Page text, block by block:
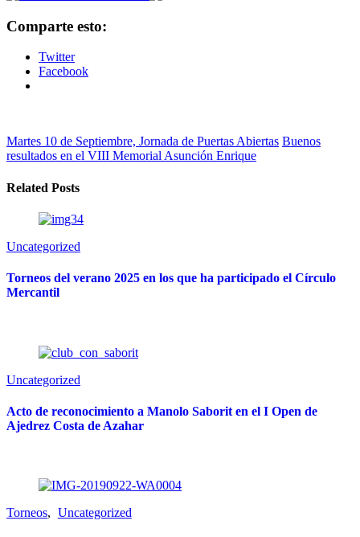
Comparte esto:
Twitter
Facebook
Martes 10 de Septiembre, Jornada de Puertas Abiertas Buenos
resultados en el VIII Memorial Asunción Enrique
Related Posts
Uncategorized
Torneos del verano 2025 en los que ha participado el Círculo
Mercantil
Uncategorized
Acto de reconocimiento a Manolo Saborit en el I Open de
Ajedrez Costa de Azahar
Torneos, Uncategorized